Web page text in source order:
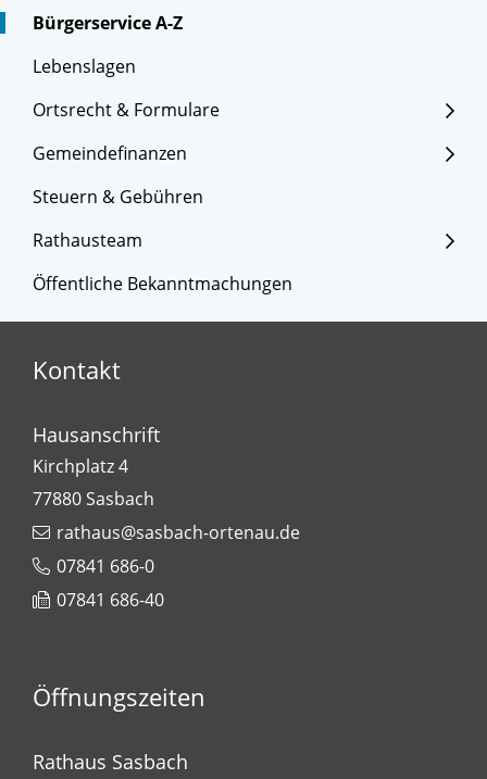
Bürgerservice A-Z
Lebenslagen
Ortsrecht & Formulare
Gemeindefinanzen
Steuern & Gebühren
Rathausteam
Öffentliche Bekanntmachungen
Kontakt
Hausanschrift
Kirchplatz 4
77880Sasbach
rathaus@sasbach-ortenau.de
07841 686-0
07841 686-40
Öffnungszeiten
Rathaus Sasbach